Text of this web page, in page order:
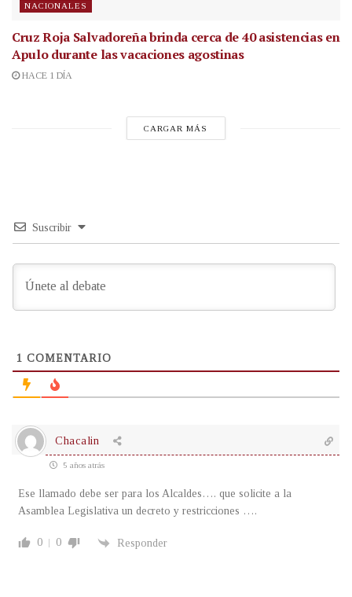
NACIONALES
Cruz Roja Salvadoreña brinda cerca de 40 asistencias en
Apulo durante las vacaciones agostinas
HACE 1 DÍA
CARGAR MÁS
Suscribir
1 COMENTARIO
Chacalin
5 años atrás
Ese llamado debe ser para los Alcaldes…. que solicite a la
Asamblea Legislativa un decreto y restricciones ….
0 0 Responder